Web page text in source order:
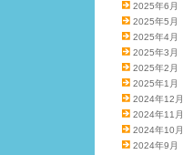
2025年6月
2025年5月
2025年4月
2025年3月
2025年2月
2025年1月
2024年12月
2024年11月
2024年10月
2024年9月